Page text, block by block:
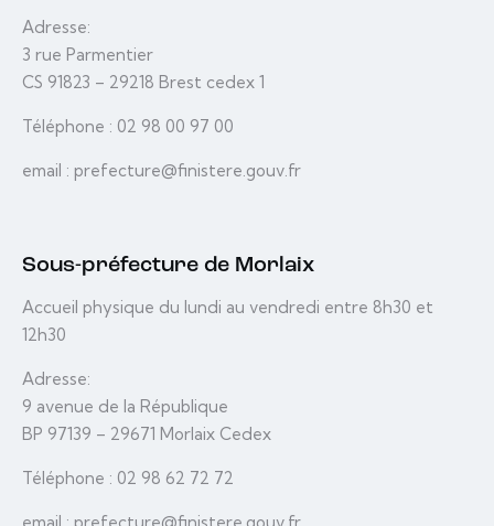
Adresse:
3 rue Parmentier
CS 91823 – 29218 Brest cedex 1
Téléphone : 02 98 00 97 00
email : prefecture@finistere.gouv.fr
Sous-préfecture de Morlaix
Accueil physique du lundi au vendredi entre 8h30 et
12h30
Adresse:
9 avenue de la République
BP 97139 – 29671 Morlaix Cedex
Téléphone : 02 98 62 72 72